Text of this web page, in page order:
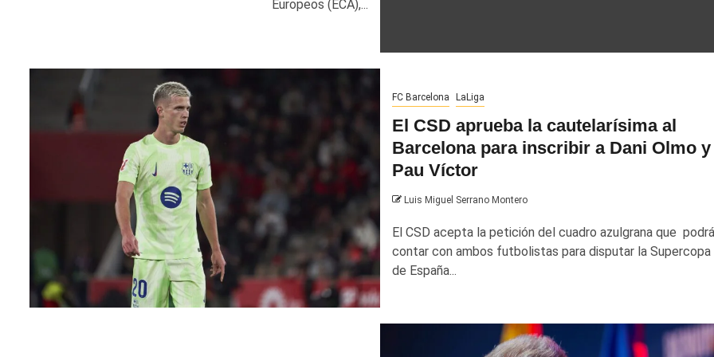
Europeos (ECA),...
FC Barcelona LaLiga
El CSD aprueba la cautelarísima al
Barcelona para inscribir a Dani Olmo y
Pau Víctor
Luis Miguel Serrano Montero
El CSD acepta la petición del cuadro azulgrana que podrá
contar con ambos futbolistas para disputar la Supercopa
de España...